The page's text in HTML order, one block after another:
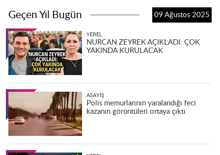
Geçen Yıl Bugün 09 Ağustos 2025
YEREL
NURCAN ZEYREK AÇIKLADI: ÇOK
YAKINDA KURULACAK
ASAYIŞ
Polis memurlarının yaralandığı feci
kazanın görüntüleri ortaya çıktı